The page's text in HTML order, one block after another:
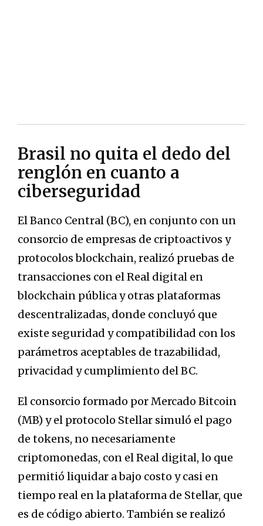
Brasil no quita el dedo del
renglón en cuanto a
ciberseguridad
El Banco Central (BC), en conjunto con un
consorcio de empresas de criptoactivos y
protocolos blockchain, realizó pruebas de
transacciones con el Real digital en
blockchain pública y otras plataformas
descentralizadas, donde concluyó que
existe seguridad y compatibilidad con los
parámetros aceptables de trazabilidad,
privacidad y cumplimiento del BC.
El consorcio formado por Mercado Bitcoin
(MB) y el protocolo Stellar simuló el pago
de tokens, no necesariamente
criptomonedas, con el Real digital, lo que
permitió liquidar a bajo costo y casi en
tiempo real en la plataforma de Stellar, que
es de código abierto. También se realizó